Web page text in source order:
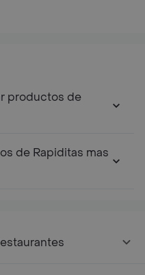
productos de
de Rapiditas mas